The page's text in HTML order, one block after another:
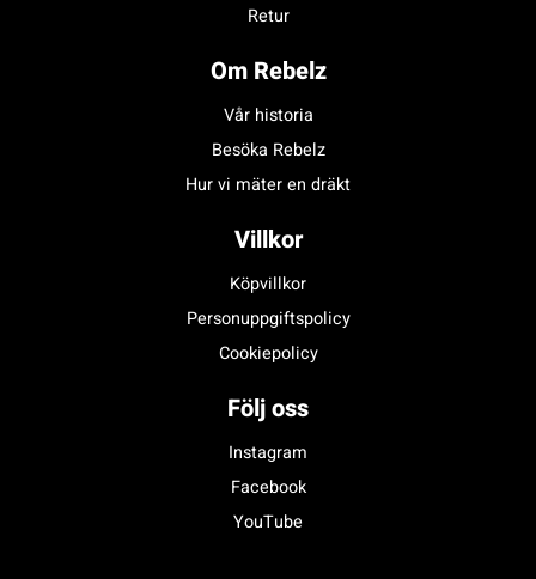
Retur
Om Rebelz
Vår historia
Besöka Rebelz
Hur vi mäter en dräkt
Villkor
Köpvillkor
Personuppgiftspolicy
Cookiepolicy
Följ oss
Instagram
Facebook
YouTube